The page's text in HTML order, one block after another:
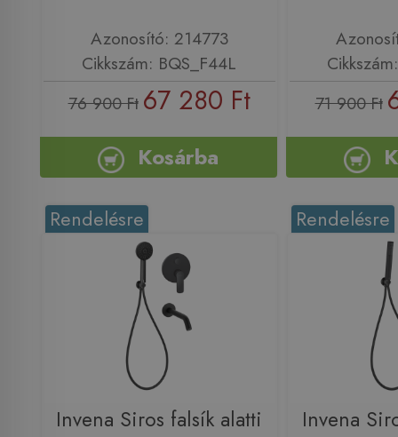
Azonosító: 214773
Cikkszám: BQS_F44L
76 900 Ft 67 280 Ft
Kosárba
71 900 Ft
Rendelésre
Invena Siros falsík alatti
Rendelésre
Invena